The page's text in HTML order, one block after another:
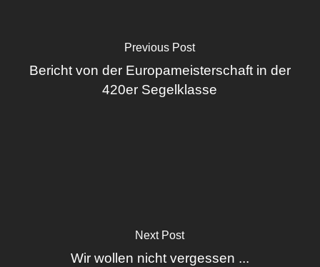
Previous Post
Bericht von der Europameisterschaft in der
420er Segelklasse
Next Post
Wir wollen nicht vergessen ...